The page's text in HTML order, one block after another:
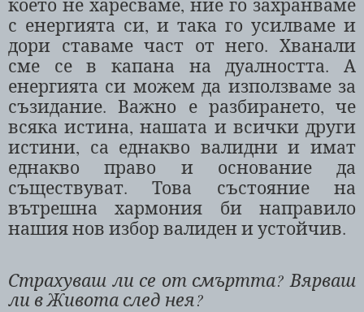
с енергията си, и така го усилваме и
дори ставаме част от него. Хванали
сме се в капана на дуалността. А
енергията си можем да използваме за
съзидание. Важно е разбирането, че
всяка истина, нашата и всички други
истини, са еднакво валидни и имат
еднакво право и основание да
съществуват. Това състояние на
вътрешна хармония би направило
нашия нов избор валиден и устойчив.
Страхуваш ли се от смъртта? Вярваш
ли в Живота след нея?